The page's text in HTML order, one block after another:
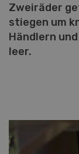
Zweiräder
stiegen um
Händlern
leer.